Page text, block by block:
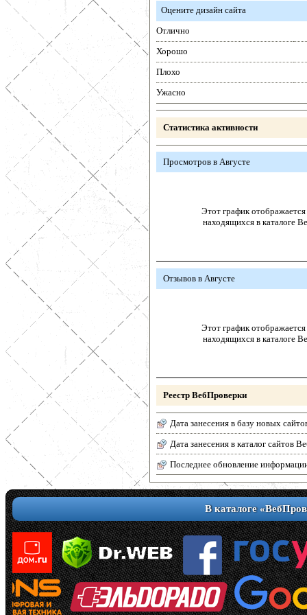
Оцените дизайн сайта
Отлично
Хорошо
Плохо
Ужасно
Статистика активности
Просмотров в Августе
Этот график отображается
находящихся в каталоге
Отзывов в Августе
Этот график отображается
находящихся в каталоге
Реестр ВебПроверки
Дата занесения в базу новых
Дата занесения в каталог сайтов
Последнее обновление
В каталоге